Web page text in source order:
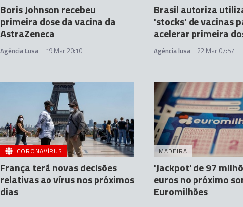
Boris Johnson recebeu
primeira dose da vacina da
AstraZeneca
Agência Lusa 19 Mar 20:10
Brasil autoriza
'stocks' de vacinas
acelerar primeira
Agência lusa 22 Mar 07:57
CORONAVÍRUS
França terá novas decisões
relativas ao vírus nos próximos
dias
MADEIRA
'Jackpot' de 97
euros no próximo
Euromilhões